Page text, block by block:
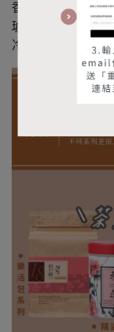
香；除單獨飲用
琥珀色，茶香中
冷、熱飲用各有